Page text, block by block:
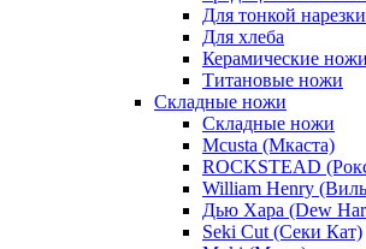
Для тонкой нарезки
Для хлеба
Керамические ножи
Титановые ножи
Складные ножи
Складные ножи
Mcusta (Мкаста)
ROCKSTEAD
William Henry
Дью Хара (Dew
Seki Cut (Секи Кат)